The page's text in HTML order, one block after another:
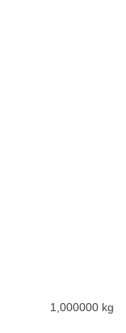
1,000000 kg